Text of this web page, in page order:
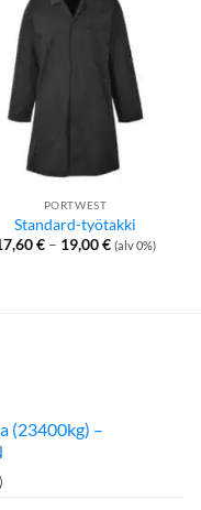
PORTWEST
Standard-työtakki
€ – 19,00€Hintaluokka:
17,60 €
(alv 0%)
(23400kg) –